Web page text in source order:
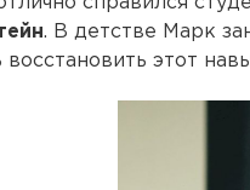
. В детстве Марк
этот